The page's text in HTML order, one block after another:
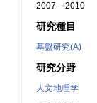
2007 – 2010
研究種目
基盤研究(A)
研究分野
人文地理学